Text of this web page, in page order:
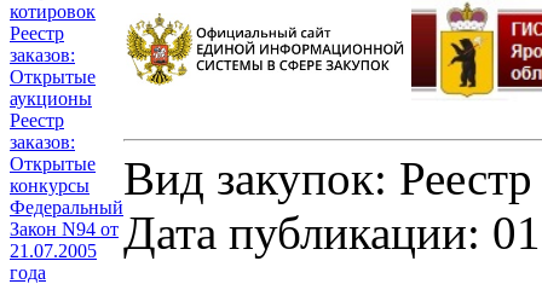
котировок
Реестр
заказов:
Открытые
аукционы
Реестр
заказов:
Открытые
конкурсы
Федеральный
Закон N94 от
21.07.2005
года
Вид закупок:
Дата публикации: